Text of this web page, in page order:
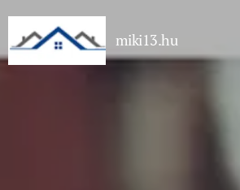
miki13.hu